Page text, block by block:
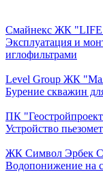
Смайнекс ЖК
Эксплуатация и
иглофильтрами
Level Group ЖК
Бурение скважин
ПК
Устройство
ЖК Символ Эрбек
Водопонижение на